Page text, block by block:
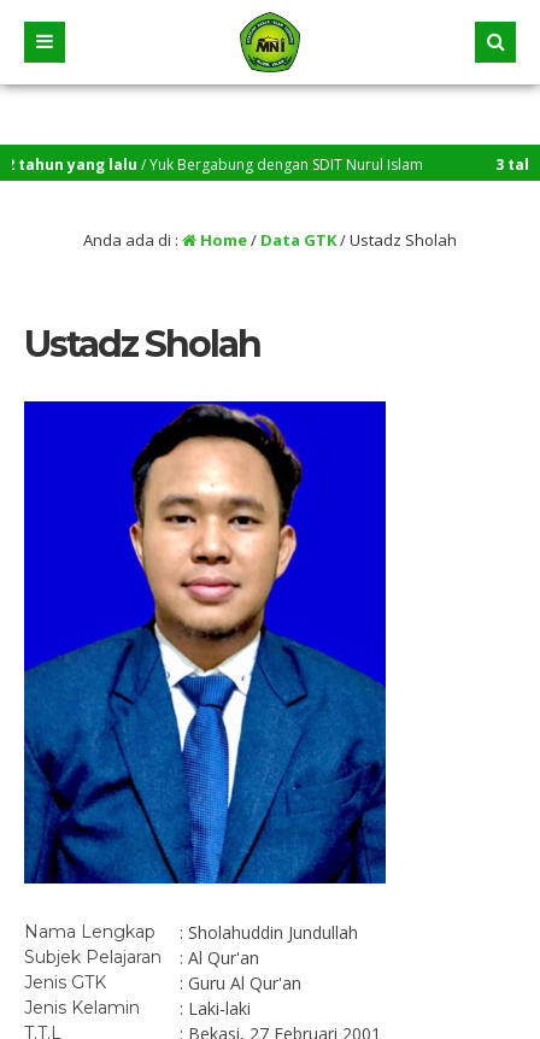
yang lalu / Yuk Bergabung dengan SDIT Nurul Islam 3 tahun
Anda ada di : Home/ Data GTK/Ustadz Sholah
Ustadz Sholah
Nama Lengkap : Sholahuddin Jundullah
Subjek Pelajaran : Al Qur'an
Jenis GTK : Guru Al Qur'an
Jenis Kelamin : Laki-laki
T.T.L : Bekasi, 27 Februari 2001